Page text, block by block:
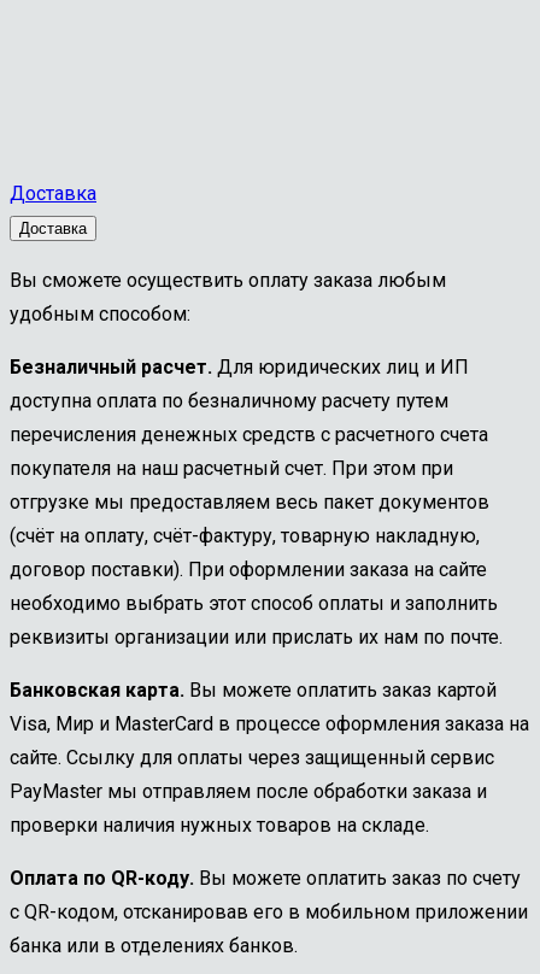
Доставка
Доставка
Вы сможете осуществить оплату заказа любым
удобным способом:
Безналичный расчет. Для юридических лиц и ИП
доступна оплата по безналичному расчету путем
перечисления денежных средств с расчетного счета
покупателя на наш расчетный счет. При этом при
отгрузке мы предоставляем весь пакет документов
(счёт на оплату, счёт-фактуру, товарную накладную,
договор поставки). При оформлении заказа на сайте
необходимо выбрать этот способ оплаты и заполнить
реквизиты организации или прислать их нам по почте.
Банковская карта. Вы можете оплатить заказ картой
Visa, Мир и MasterCard в процессе оформления заказа на
сайте. Ссылку для оплаты через защищенный сервис
PayMaster мы отправляем после обработки заказа и
проверки наличия нужных товаров на складе.
Оплата по QR-коду. Вы можете оплатить заказ по счету
с QR-кодом, отсканировав его в мобильном приложении
банка или в отделениях банков.